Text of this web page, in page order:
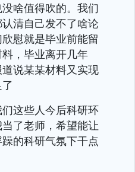
啥值得吹的。我们
清自己发不了啥论
慰就是毕业前能留
，毕业离开几年
说某某材料又实现
这些人今后科研环
了老师，希望能让
的科研气氛下干点